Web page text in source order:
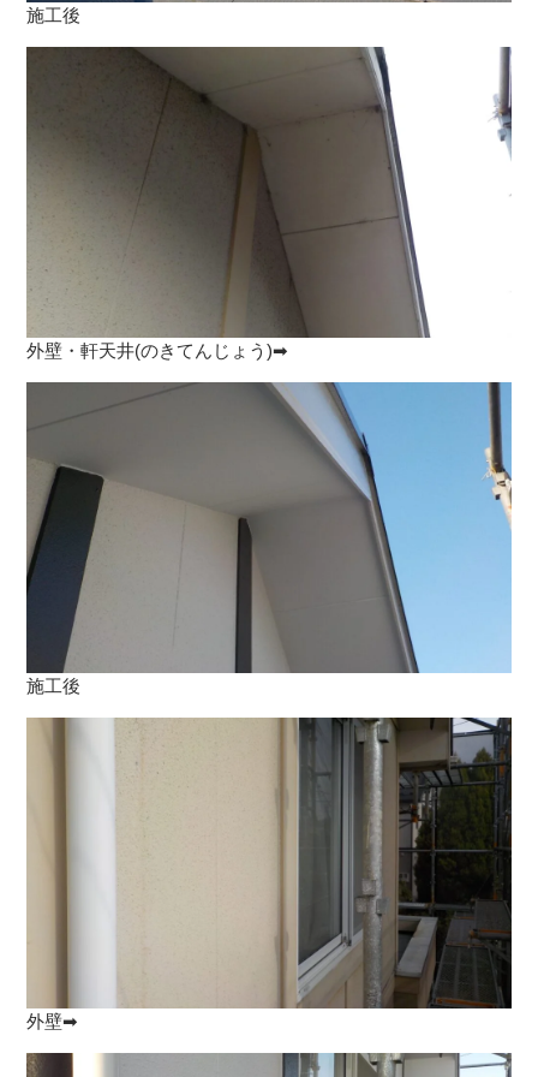
施工後
外壁・軒天井(のきてんじょう)➡
施工後
外壁➡